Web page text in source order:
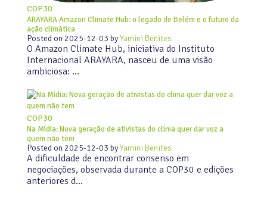
COP30
ARAYARA Amazon Climate Hub: o legado de Belém e o futuro da
ação climática
Posted on 2025-12-03 byYamini Benites
O Amazon Climate Hub, iniciativa do Instituto
Internacional ARAYARA, nasceu de uma visão
ambiciosa: …
COP30
Na Mídia: Nova geração de ativistas do clima quer dar voz a
quem não tem
Posted on 2025-12-03 byYamini Benites
A dificuldade de encontrar consenso em
negociações, observada durante a COP30 e edições
anteriores d…